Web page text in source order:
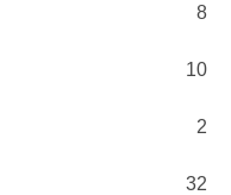
8
10
2
32